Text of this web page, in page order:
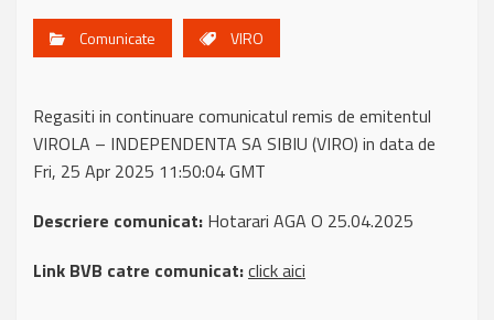
Comunicate VIRO
Regasiti in continuare comunicatul remis de emitentul
VIROLA – INDEPENDENTA SA SIBIU (VIRO) in data de
Fri, 25 Apr 2025 11:50:04 GMT
Descriere comunicat: Hotarari AGA O 25.04.2025
Link BVB catre comunicat:click aici